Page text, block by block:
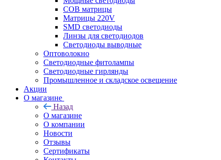
COB матрицы
Матрицы 220V
SMD светодиоды
Линзы для светодиодов
Светодиоды выводные
Оптоволокно
Светодиодные фитолампы
Светодиодные гирлянды
Промышленное и складское освещение
Акции
О магазине
Назад
О магазине
О компании
Новости
Отзывы
Сертификаты